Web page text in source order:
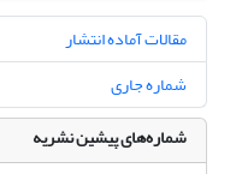
مقالات آماده انتشار
شماره جاری
شماره‌های پیشین نشریه